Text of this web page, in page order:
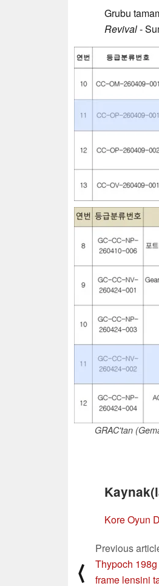
Grubu
Revival-
GRAC'tan
Kore Oyun
⟨
Previous
Thypoch 198g
frame lensini